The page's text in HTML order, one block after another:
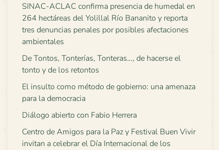
SINAC-ACLAC confirma presencia de humedal en
264 hectáreas del Yolillal Río Bananito y reporta
tres denuncias penales por posibles afectaciones
ambientales
De Tontos, Tonterías, Tonteras…, de hacerse el
tonto y de los retontos
El insulto como método de gobierno: una amenaza
para la democracia
Diálogo abierto con Fabio Herrera
Centro de Amigos para la Paz y Festival Buen Vivir
invitan a celebrar el Día Internacional de los